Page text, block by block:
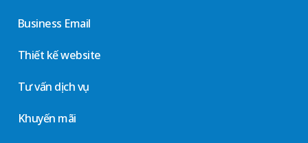
Business Email
Thiết kế website
Tư vấn dịch vụ
Khuyến mãi